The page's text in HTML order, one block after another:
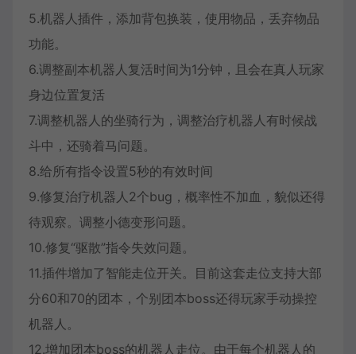
5.机器人插件，添加背包换装，使用物品，丢弃物品
功能。
6.调整副本机器人复活时间为1分钟，且会在真人玩家
身边位置复活
7.调整机器人的坐骑行为，调整治疗机器人有时候战
斗中，还骑着马问题。
8.给所有指令设置5秒的有效时间
9.修复治疗机器人2个bug，概率性不加血，貌似还得
待观察。调整小德变形问题。
10.修复“驱散”指令失效问题。
11.插件增加了智能走位开关。目前这套走位支持大部
分60和70的团本，个别团本boss还得玩家手动操控
机器人。
12.增加团本boss的机器人走位。由于每个机器人的